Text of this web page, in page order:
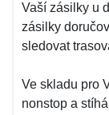
Vaší zásilky u
zásilky
sledovat
Ve skladu pro
nonstop a